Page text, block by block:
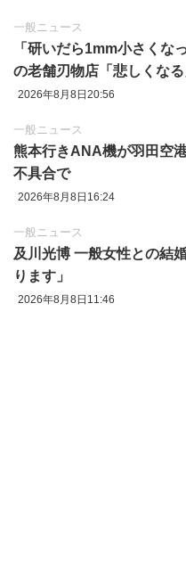
一般ニュース
「研いだら1mm小さくな
の老舗刃物店「悲しくなる
2026年8月8日20:56
一般ニュース
熊本行きANA機が羽田空
不具合で
2026年8月8日16:24
一般ニュース
及川光博 一般女性との結
ります」
2026年8月8日11:46